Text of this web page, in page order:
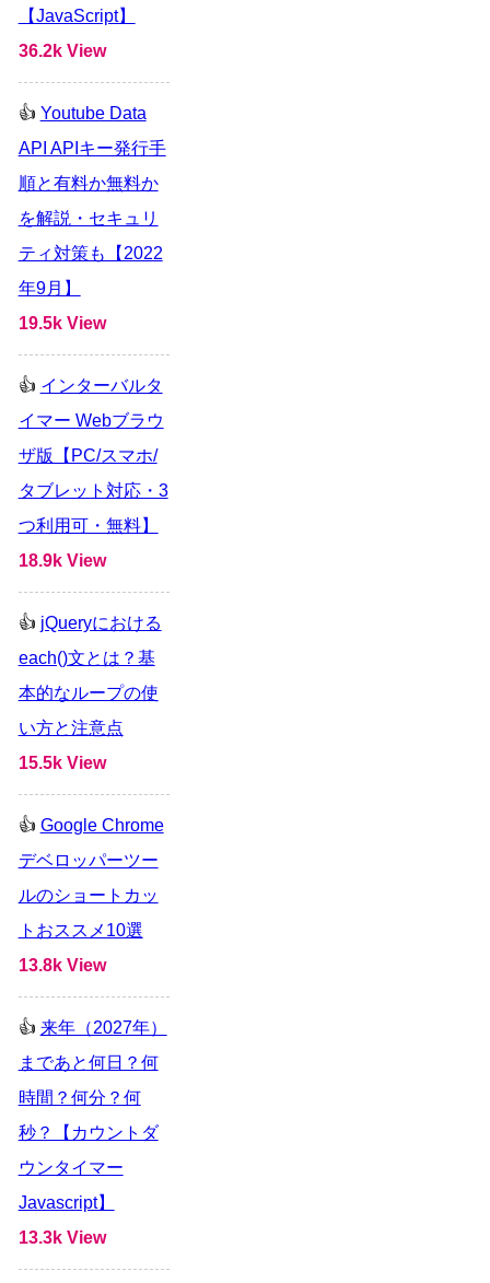
【JavaScript】
36.2k View
Youtube Data
API APIキー発行手
順と有料か無料か
を解説・セキュリ
ティ対策も【2022
年9月】
19.5k View
インターバルタ
イマー Webブラウ
ザ版【PC/スマホ/
タブレット対応・3
つ利用可・無料】
18.9k View
jQueryにおける
each()文とは？基
本的なループの使
い方と注意点
15.5k View
Google Chrome
デベロッパーツー
ルのショートカッ
トおススメ10選
13.8k View
来年（2027年）
まであと何日？何
時間？何分？何
秒？【カウントダ
ウンタイマー
Javascript】
13.3k View